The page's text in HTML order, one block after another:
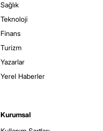
Sağlık
Teknoloji
Finans
Turizm
Yazarlar
Yerel Haberler
Kurumsal